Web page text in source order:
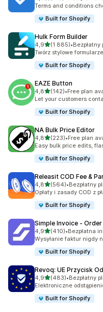
Terms and conditions
Built for Shopify
Hulk Form Builder
4,9na 5 gwiazdek
(1 885)
Łączna liczba recenzji:
•
Twórz stylowe
Built for Shopify
EAZE Button
4,8na 5 gwiazdek
(142)
Łączna liczba recenzji:
•Free plan
Let your customers
Built for Shopify
NA Bulk Price Editor
4,8na 5 gwiazdek
(223)
Łączna liczba recenzji:
•Free plan
Easy bulk price edits,
Built for Shopify
Releasit COD Fee &
4,8na 5 gwiazdek
(564)
Łączna liczba recenzji:
•Bezpłatny
Opłaty i zasady COD z
Built for Shopify
Simple Invoice ‑
4,9na 5 gwiazdek
(410)
Łączna liczba recenzji:
•Bezpłatna
Wysyłanie faktur nigdy
Built for Shopify
Revoq: UE Przycisk
4,9na 5 gwiazdek
(483)
Łączna liczba recenzji:
•Bezpłatny
Elektroniczne
Built for Shopify